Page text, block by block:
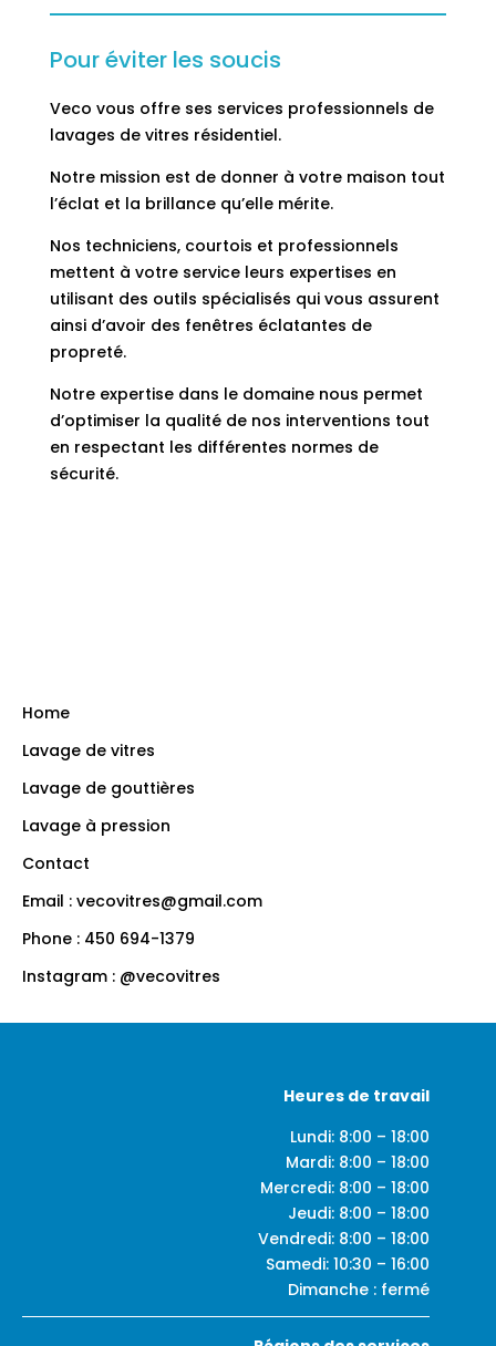
Pour éviter les soucis
Veco vous offre ses services professionnels de
lavages de vitres résidentiel.
Notre mission est de donner à votre maison tout
l’éclat et la brillance qu’elle mérite.
Nos techniciens, courtois et professionnels
mettent à votre service leurs expertises en
utilisant des outils spécialisés qui vous assurent
ainsi d’avoir des fenêtres éclatantes de
propreté.
Notre expertise dans le domaine nous permet
d’optimiser la qualité de nos interventions tout
en respectant les différentes normes de
sécurité.
Home
Lavage de vitres
Lavage de gouttières
Lavage à pression
Contact
Email : vecovitres@gmail.com
Phone : 450 694-1379
Instagram : @vecovitres
Heures de travail
Lundi: 8:00 – 18:00
Mardi: 8:00 – 18:00
Mercredi: 8:00 – 18:00
Jeudi: 8:00 – 18:00
Vendredi: 8:00 – 18:00
Samedi: 10:30 – 16:00
Dimanche : fermé